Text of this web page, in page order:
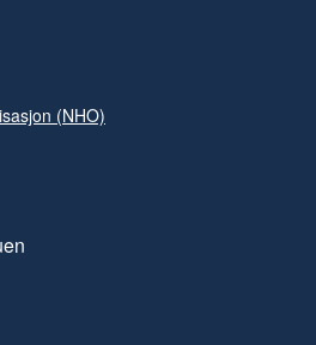
(NHO)